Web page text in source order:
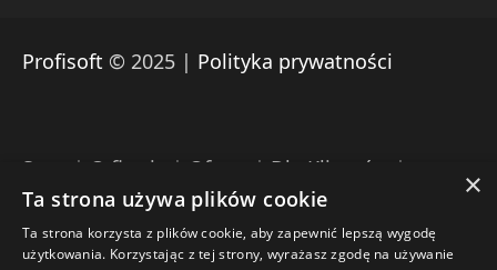
Profisoft © 2025 | Polityka prywatności
Start | O firmie | Oferta | Dla Klientów
|
Pomoc zdalna Comarch|Download
Engine: Umbraco | Projekt: Profisoft |
×
Ta strona używa plików cookie
Ta strona korzysta z plików cookie, aby zapewnić lepszą wygodę
użytkowania. Korzystając z tej strony, wyrażasz zgodę na używanie